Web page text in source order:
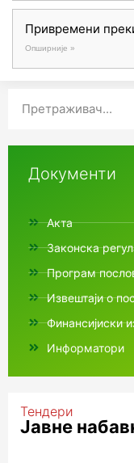
Привремени
Опширније »
Документи
Акта
Законска
Програм
Извештаји о
Финансијиски
Информатори
Тендери
Јавне